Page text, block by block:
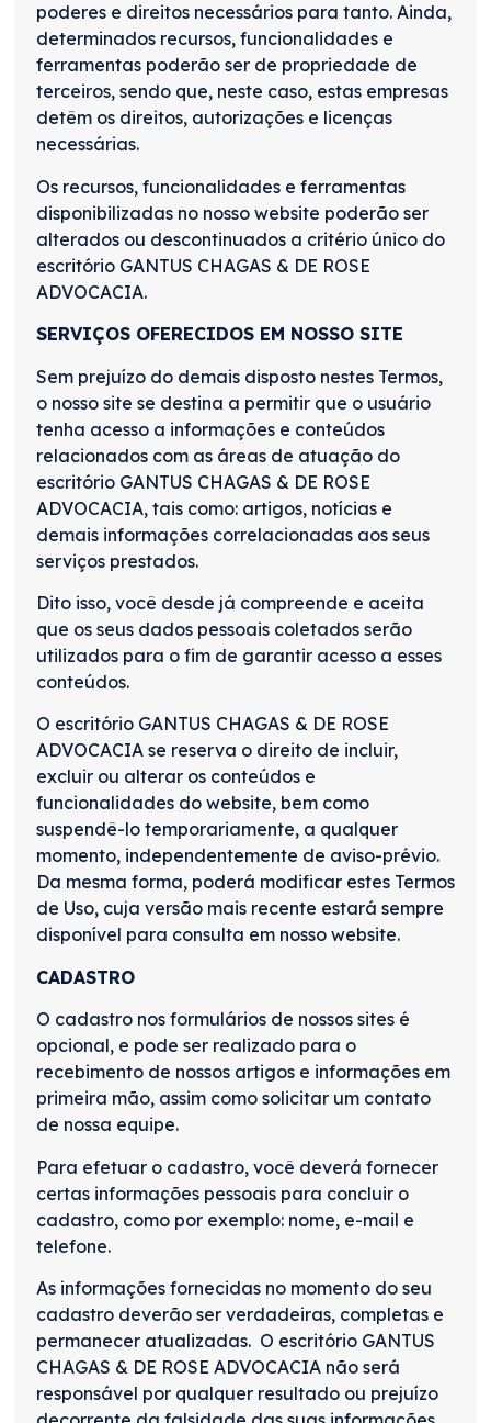
poderes e direitos necessários para tanto. Ainda,
determinados recursos, funcionalidades e
ferramentas poderão ser de propriedade de
terceiros, sendo que, neste caso, estas empresas
detêm os direitos, autorizações e licenças
necessárias.
Os recursos, funcionalidades e ferramentas
disponibilizadas no nosso website poderão ser
alterados ou descontinuados a critério único do
escritório GANTUS CHAGAS & DE ROSE
ADVOCACIA.
SERVIÇOS OFERECIDOS EM NOSSO SITE
Sem prejuízo do demais disposto nestes Termos,
o nosso site se destina a permitir que o usuário
tenha acesso a informações e conteúdos
relacionados com as áreas de atuação do
escritório GANTUS CHAGAS & DE ROSE
ADVOCACIA, tais como: artigos, notícias e
demais informações correlacionadas aos seus
serviços prestados.
Dito isso, você desde já compreende e aceita
que os seus dados pessoais coletados serão
utilizados para o fim de garantir acesso a esses
conteúdos.
O escritório GANTUS CHAGAS & DE ROSE
ADVOCACIA se reserva o direito de incluir,
excluir ou alterar os conteúdos e
funcionalidades do website, bem como
suspendê-lo temporariamente, a qualquer
momento, independentemente de aviso-prévio.
Da mesma forma, poderá modificar estes Termos
de Uso, cuja versão mais recente estará sempre
disponível para consulta em nosso website.
CADASTRO
O cadastro nos formulários de nossos sites é
opcional, e pode ser realizado para o
recebimento de nossos artigos e informações em
primeira mão, assim como solicitar um contato
de nossa equipe.
Para efetuar o cadastro, você deverá fornecer
certas informações pessoais para concluir o
cadastro, como por exemplo: nome, e-mail e
telefone.
As informações fornecidas no momento do seu
cadastro deverão ser verdadeiras, completas e
permanecer atualizadas. O escritório GANTUS
CHAGAS & DE ROSE ADVOCACIA não será
responsável por qualquer resultado ou prejuízo